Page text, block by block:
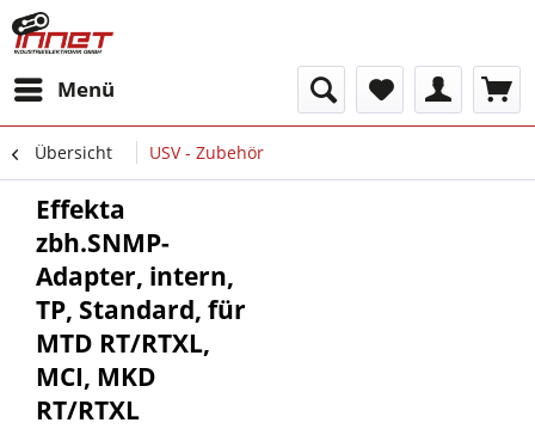
Menü
Übersicht USV - Zubehör
Effekta
zbh.SNMP-
Adapter, intern,
TP, Standard, für
MTD RT/RTXL,
MCI, MKD
RT/RTXL